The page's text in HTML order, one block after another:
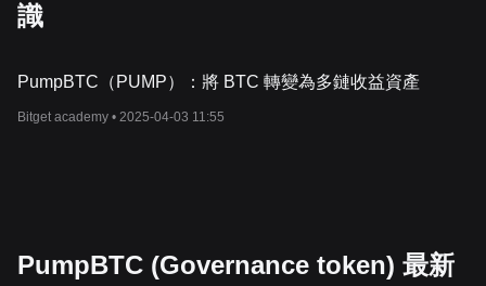
識
PumpBTC（PUMP）：將 BTC 轉變為多鏈收益資產
Bitget academy • 2025-04-03 11:55
PumpBTC (Governance token) 最新